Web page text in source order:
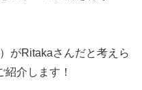
がRitakaさんだと考えら
介します！